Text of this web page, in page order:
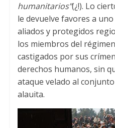
humanitarios”(¿!). Lo
le devuelve favores a
aliados y protegidos
los miembros del
castigados por sus
derechos humanos, sin
ataque velado al
alauita.